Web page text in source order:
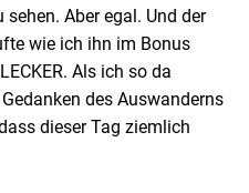
Aber egal. Und der
wie ich ihn im Bonus
Als ich so da
des Auswanderns
dieser Tag ziemlich